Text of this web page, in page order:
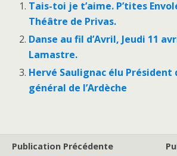
Tais-toi je t’aime. P’tites
Théâtre de Privas.
Danse au fil d’Avril, Jeudi 11
Lamastre.
Hervé Saulignac élu Président
général de l’Ardèche
Publication Précédente